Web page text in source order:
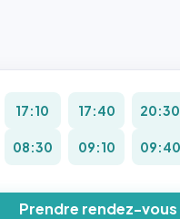
17:10 17:40 20:30
08:30 09:10 09:40
Prendre rendez-vous